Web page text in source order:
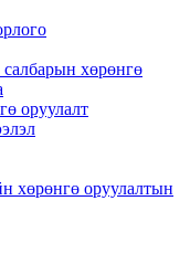
хөрөнгө
оруулалт
хөрөнгө оруулалтын